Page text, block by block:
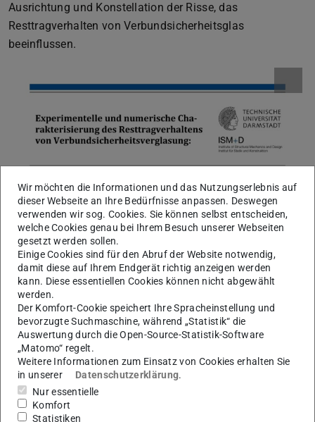
Ausrichtung und Konstellation der Risse, das
Resttragverhalten von Verbundsicherheitsglas
beeinflussen.
Wir möchten die Informationen und das Nutzungserlebnis auf
dieser Webseite an Ihre Bedürfnisse anpassen. Deswegen
verwenden wir sog. Cookies. Sie können selbst entscheiden,
welche Cookies genau bei Ihrem Besuch unserer Webseiten
gesetzt werden sollen.
Einige Cookies sind für den Abruf der Website notwendig,
damit diese auf Ihrem Endgerät richtig anzeigen werden
kann. Diese essentiellen Cookies können nicht abgewählt
werden.
Der Komfort-Cookie speichert Ihre Spracheinstellung und
bevorzugte Suchmaschine, während „Statistik“ die
Auswertung durch die Open-Source-Statistik-Software
„Matomo“ regelt.
Weitere Informationen zum Einsatz von Cookies erhalten Sie
in unserer
Datenschutzerklärung.
Nur essentielle
Komfort
Statistiken